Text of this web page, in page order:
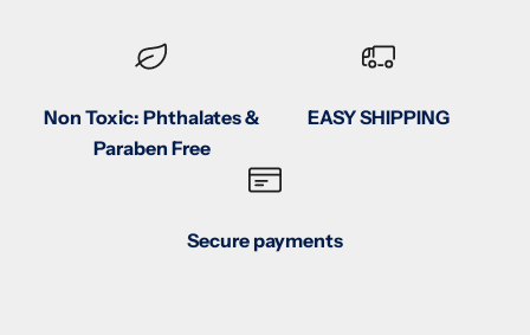
Non Toxic: Phthalates &
Paraben Free
EASY SHIPPING
Secure payments